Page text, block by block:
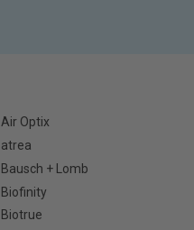
Air Optix
atrea
Bausch + Lomb
Biofinity
Biotrue